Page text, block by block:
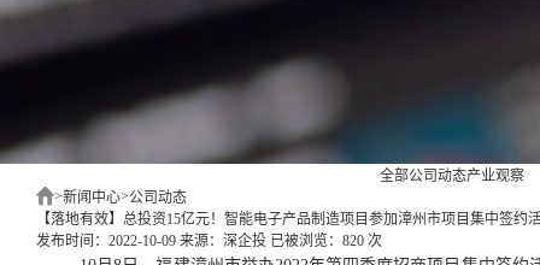
全部公司动态产业观察
>新闻中心>公司动态
【落地有效】总投资15亿元！智能电子产品制造项目参加漳州市项目集中签约
发布时间：2022-10-09 来源：深企投 已被浏览：820 次